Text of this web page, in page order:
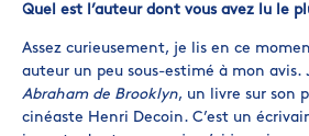
Quel est l’auteur dont vous avez lu le
Assez curieusement, je lis en ce
auteur un peu sous-estimé à mon avis.
Abraham de Brooklyn, un livre sur son
cinéaste Henri Decoin. C’est un